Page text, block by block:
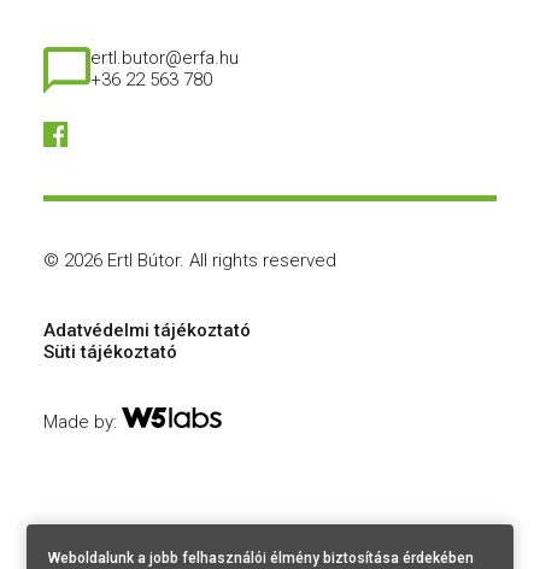
ertl.butor@erfa.hu
+36 22 563 780
© 2026 Ertl Bútor. All rights reserved
Adatvédelmi tájékoztató
Süti tájékoztató
Made by:
Weboldalunk a jobb felhasználói élmény biztosítása érdekében